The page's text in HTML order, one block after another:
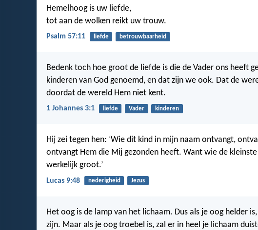
Hemelhoog is uw liefde,
tot aan de wolken reikt uw trouw.
Psalm 57:11 liefde betrouwbaarheid
Bedenk toch hoe groot de liefde is die de Vader ons heeft
kinderen van God genoemd, en dat zijn we ook. Dat de
doordat de wereld Hem niet kent.
1 Johannes 3:1 liefde Vader kinderen
Hij zei tegen hen: ‘Wie dit kind in mijn naam ontvangt,
ontvangt Hem die Mij gezonden heeft. Want wie de
werkelijk groot.’
Lucas 9:48 nederigheid Jezus
Het oog is de lamp van het lichaam. Dus als je oog helder
zijn. Maar als je oog troebel is, zal er in heel je lichaam